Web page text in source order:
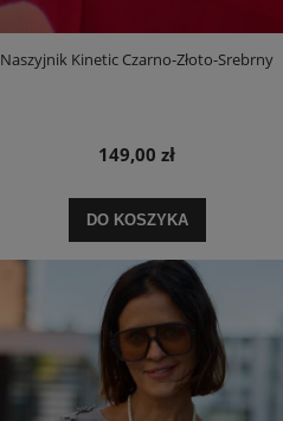
Naszyjnik Kinetic Czarno-Złoto-Srebrny
149,00 zł
DO KOSZYKA